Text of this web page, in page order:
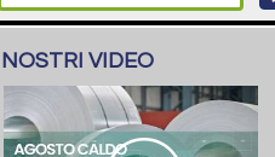
I NOSTRI VIDEO